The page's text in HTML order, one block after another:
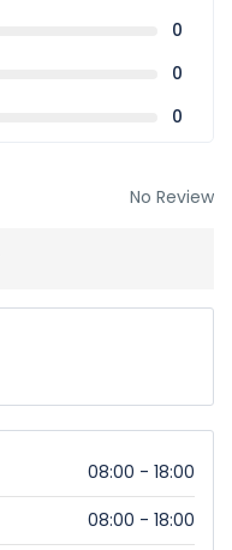
0
0
0
No Review
08:00 - 18:00
08:00 - 18:00